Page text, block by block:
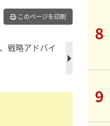
このページを印刷
戦略アドバイ